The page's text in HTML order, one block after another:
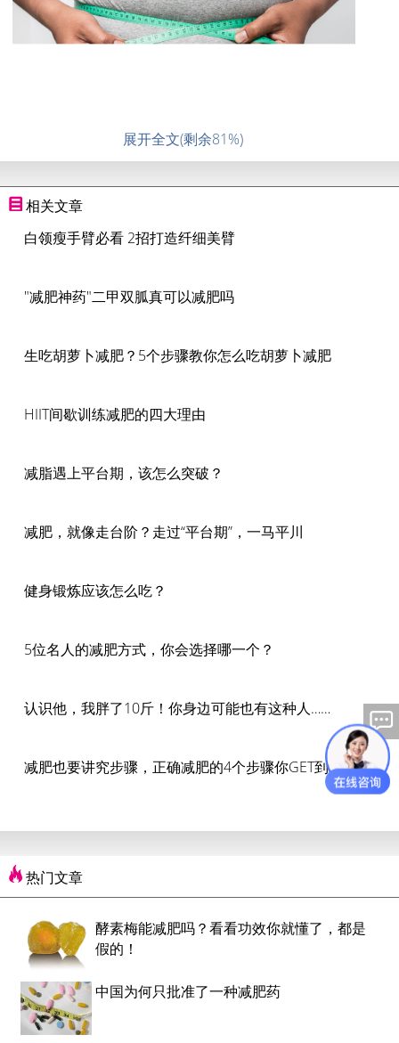
展开全文(剩余81%)
相关文章
白领瘦手臂必看 2招打造纤细美臂
"减肥神药"二甲双胍真可以减肥吗
生吃胡萝卜减肥？5个步骤教你怎么吃胡萝卜减肥
HIIT间歇训练减肥的四大理由
减脂遇上平台期，该怎么突破？
减肥，就像走台阶？走过“平台期”，一马平川
健身锻炼应该怎么吃？
5位名人的减肥方式，你会选择哪一个？
认识他，我胖了10斤！你身边可能也有这种人……
减肥也要讲究步骤，正确减肥的4个步骤你GET到了吗？
热门文章
酵素梅能减肥吗？看看功效你就懂了，都是
假的！
中国为何只批准了一种减肥药